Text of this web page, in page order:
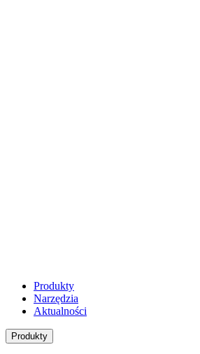
Produkty
Narzędzia
Aktualności
Produkty